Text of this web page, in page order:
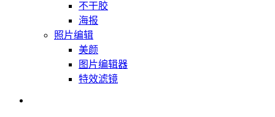
不干胶
海报
照片编辑
美颜
图片编辑器
特效滤镜